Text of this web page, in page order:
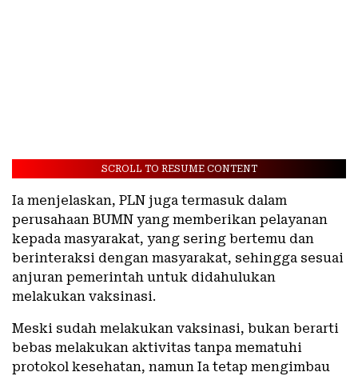
SCROLL TO RESUME CONTENT
Ia menjelaskan, PLN juga termasuk dalam
perusahaan BUMN yang memberikan pelayanan
kepada masyarakat, yang sering bertemu dan
berinteraksi dengan masyarakat, sehingga sesuai
anjuran pemerintah untuk didahulukan
melakukan vaksinasi.
Meski sudah melakukan vaksinasi, bukan berarti
bebas melakukan aktivitas tanpa mematuhi
protokol kesehatan, namun Ia tetap mengimbau